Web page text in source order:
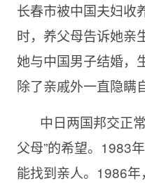
长春市被中国夫妇收
时，养父母告诉她亲
她与中国男子结婚，
除了亲戚外一直隐瞒
中日两国邦交正
父母”的希望。1983
能找到亲人。1986